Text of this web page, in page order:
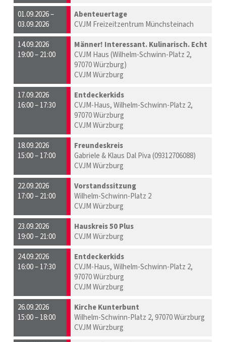
01.09.2026 –
03.09.2026
Abenteuertage
CVJM Freizeitzentrum Münchsteinach
14.09.2026
19:00 – 21:00
Männer! Interessant. Kulinarisch. Echt
CVJM Haus (Wilhelm-Schwinn-Platz 2,
97070 Würzburg)
CVJM Würzburg
17.09.2026
16:00 – 17:30
Entdeckerkids
CVJM-Haus, Wilhelm-Schwinn-Platz 2,
97070 Würzburg
CVJM Würzburg
18.09.2026
15:00 – 17:00
Freundeskreis
Gabriele & Klaus Dal Piva (09312706088)
CVJM Würzburg
22.09.2026
17:00 – 21:00
Vorstandssitzung
Wilhelm-Schwinn-Platz 2
CVJM Würzburg
23.09.2026
19:00 – 21:00
Hauskreis 50 Plus
CVJM Würzburg
24.09.2026
16:00 – 17:30
Entdeckerkids
CVJM-Haus, Wilhelm-Schwinn-Platz 2,
97070 Würzburg
CVJM Würzburg
26.09.2026
15:00 – 18:00
Kirche Kunterbunt
Wilhelm-Schwinn-Platz 2, 97070 Würzburg
CVJM Würzburg